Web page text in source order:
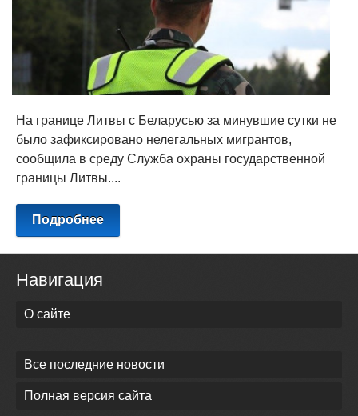
На границе Литвы с Беларусью за минувшие сутки не
было зафиксировано нелегальных мигрантов,
сообщила в среду Служба охраны государственной
границы Литвы....
Подробнее
Навигация
О сайте
Все последние новости
Полная версия сайта